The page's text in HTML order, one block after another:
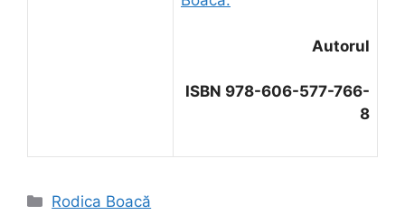
Autorul
ISBN 978-606-577-766-
8
Categorii
Rodica Boacă